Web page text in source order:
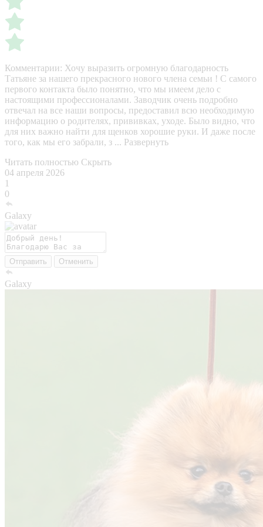
Комментарии: Хочу выразить огромную благодарность
Татьяне за нашего прекрасного нового члена семьи ! С самого
первого контакта было понятно, что мы имеем дело с
настоящими профессионалами. Заводчик очень подробно
отвечал на все наши вопросы, предоставил всю необходимую
информацию о родителях, прививках, уходе. Было видно, что
для них важно найти для щенков хорошие руки. И даже после
того, как мы его забрали, з ... Развернуть
Читать полностью Скрыть
04 апреля 2026
1
0
Galaxy
Отправить Отменить
Galaxy